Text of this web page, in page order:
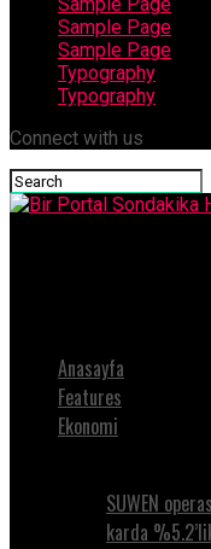
Sample Page
Sample Page
Typography
Typography
Connect with us
Anasayfa
Features
Ekonomi
SUWEN
karda